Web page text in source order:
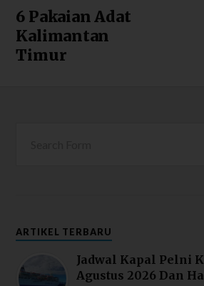
6 Pakaian Adat
Kalimantan
Timur
ARTIKEL TERBARU
Jadwal Kapal Pelni
Agustus 2026 Dan